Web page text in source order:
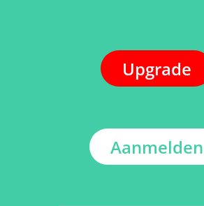
Upgrade
Aanmelden